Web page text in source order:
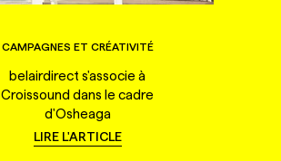
CAMPAGNES ET CRÉATIVITÉ
belairdirect s'associe à
Croissound dans le cadre
d'Osheaga
LIRE L'ARTICLE